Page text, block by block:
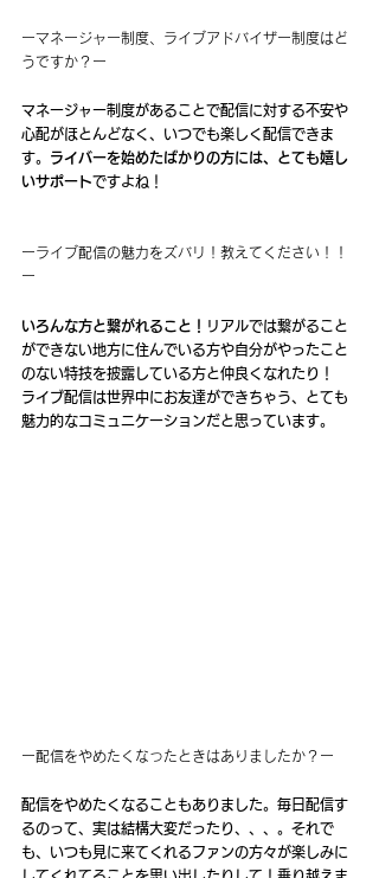
ーマネージャー制度、ライブアドバイザー制度はど
うですか？ー
マネージャー制度があることで配信に対する不安や
心配がほとんどなく、いつでも楽しく配信できま
す。 ライバーを始めたばかりの方には、とても嬉し
いサポートですよね！
ーライブ配信の魅力をズバリ！教えてください！！
ー
いろんな方と繋がれること！ リアルでは繋がること
ができない地方に住んでいる方や自分がやったこと
のない特技を披露している方と仲良くなれたり！
ライブ配信は世界中にお友達ができちゃう、とても
魅力的なコミュニケーションだと思っています。
ー配信をやめたくなったときはありましたか？ー
配信をやめたくなることもありました。毎日配信す
るのって、実は結構大変だったり、、、。それで
も、いつも見に来てくれるファンの方々が楽しみに